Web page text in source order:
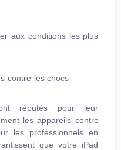
aux conditions les plus
contre les chocs
réputés pour leur
les appareils contre
les professionnels en
que votre iPad